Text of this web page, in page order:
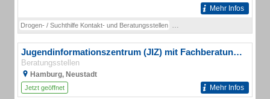
Mehr Infos
Drogen- / Suchthilfe Kontakt- und Beratungsstellen
Jugendinformationszentrum (JIZ) mit Fachberatung Medien Beratungsstellen
Beratungsstellen
Hamburg, Neustadt
Jetzt geöffnet Mehr Infos